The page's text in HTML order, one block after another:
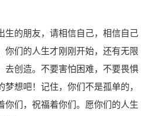
生的朋友，请相信自己，相信自己
你们的人生才刚刚开始，还有无限
去创造。不要害怕困难，不要畏惧
想吧！记住，你们不是孤单的，
你们，祝福着你们。愿你们的人生